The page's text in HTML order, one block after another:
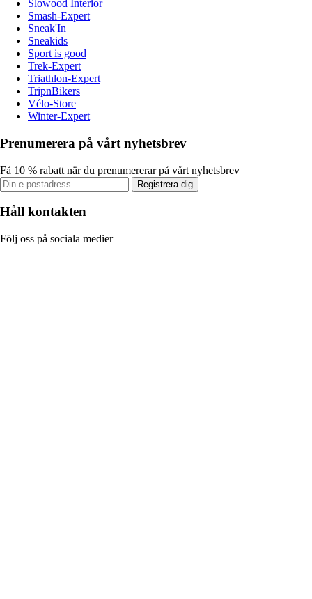
Slowood Interior
Smash-Expert
Sneak'In
Sneakids
Sport is good
Trek-Expert
Triathlon-Expert
TripnBikers
Vélo-Store
Winter-Expert
Prenumerera på vårt nyhetsbrev
Få 10 % rabatt när du prenumererar på vårt nyhetsbrev
Registrera dig
Håll kontakten
Följ oss på sociala medier